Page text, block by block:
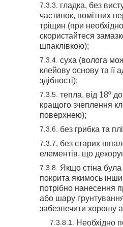
гладка, без
частинок, помітних
тріщин (при
скористайтеся
шпаклівкою);
суха (волога
клейову основу та її
здібності);
тепла, від 18º
кращого зчеплення
поверхнею);
без грибка та
без старих
елементів, що
Якщо стіна
покрита якимось
потрібно нанесення
або шару
забезпечити хорошу
Необхідно